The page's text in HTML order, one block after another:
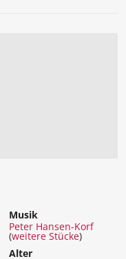
Musik
Peter Hansen-Korf
(weitere Stücke)
Alter